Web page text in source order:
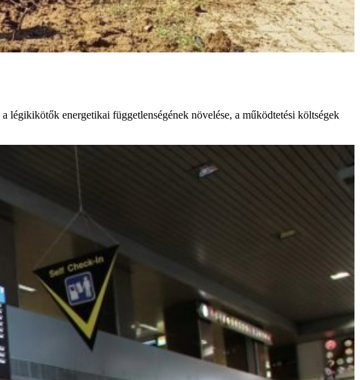
légikikötők energetikai függetlenségének növelése, a működtetési költségek